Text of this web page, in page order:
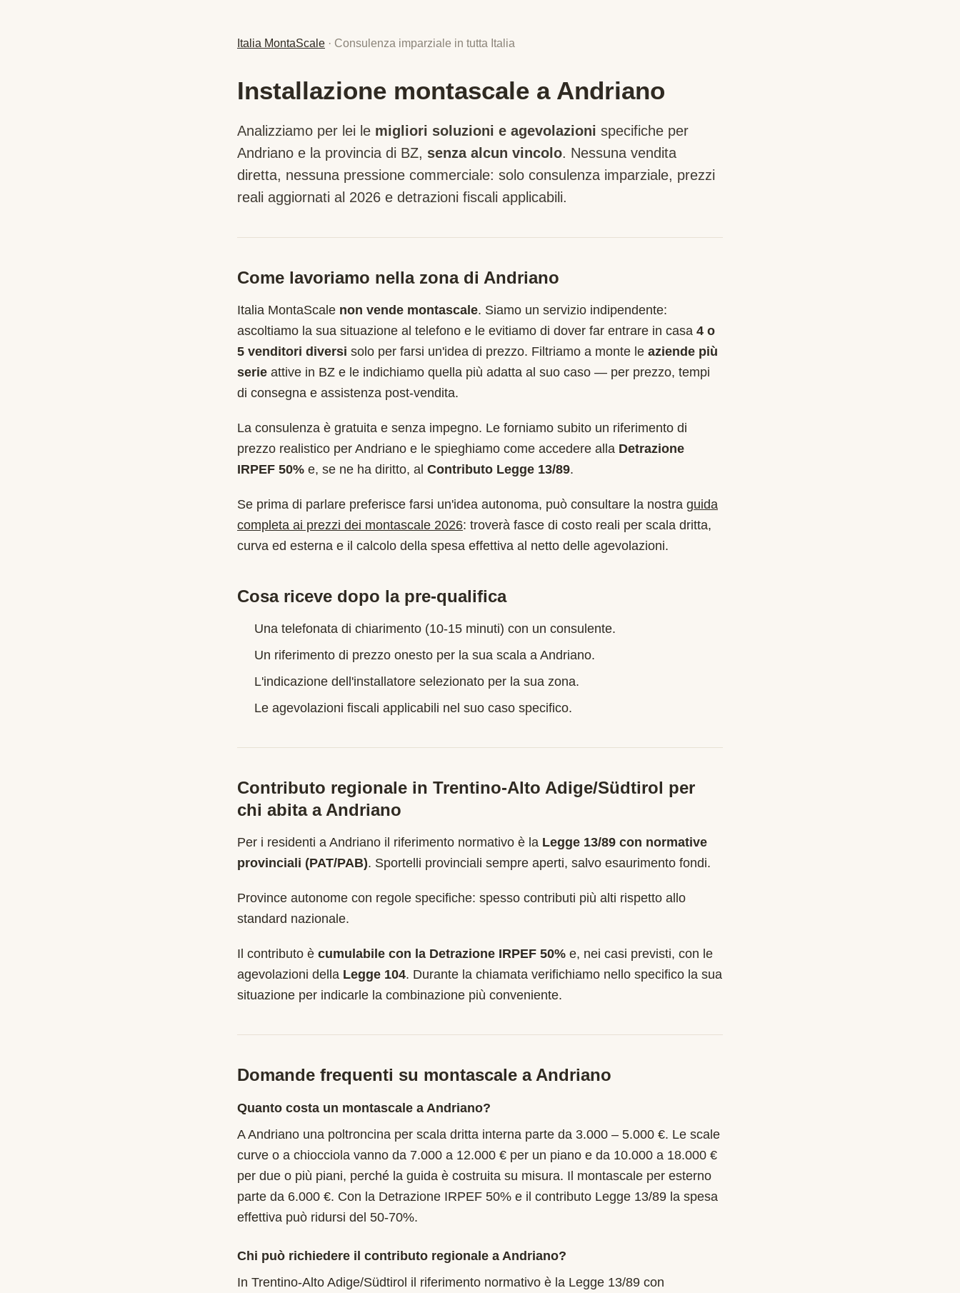
Italia MontaScale · Consulenza imparziale in tutta Italia
Installazione montascale a Andriano
Analizziamo per lei le migliori soluzioni e agevolazioni specifiche per
Andriano e la provincia di BZ, senza alcun vincolo. Nessuna vendita
diretta, nessuna pressione commerciale: solo consulenza imparziale, prezzi
reali aggiornati al 2026 e detrazioni fiscali applicabili.
Come lavoriamo nella zona di Andriano
Italia MontaScale non vende montascale. Siamo un servizio indipendente:
ascoltiamo la sua situazione al telefono e le evitiamo di dover far entrare in casa 4 o
5 venditori diversi solo per farsi un'idea di prezzo. Filtriamo a monte le aziende più
serie attive in BZ e le indichiamo quella più adatta al suo caso — per prezzo, tempi
di consegna e assistenza post-vendita.
La consulenza è gratuita e senza impegno. Le forniamo subito un riferimento di
prezzo realistico per Andriano e le spieghiamo come accedere alla Detrazione
IRPEF 50% e, se ne ha diritto, al Contributo Legge 13/89.
Se prima di parlare preferisce farsi un'idea autonoma, può consultare la nostra guida
completa ai prezzi dei montascale 2026: troverà fasce di costo reali per scala dritta,
curva ed esterna e il calcolo della spesa effettiva al netto delle agevolazioni.
Cosa riceve dopo la pre-qualifica
Una telefonata di chiarimento (10-15 minuti) con un consulente.
Un riferimento di prezzo onesto per la sua scala a Andriano.
L'indicazione dell'installatore selezionato per la sua zona.
Le agevolazioni fiscali applicabili nel suo caso specifico.
Contributo regionale in Trentino-Alto Adige/Südtirol per
chi abita a Andriano
Per i residenti a Andriano il riferimento normativo è la Legge 13/89 con normative
provinciali (PAT/PAB). Sportelli provinciali sempre aperti, salvo esaurimento fondi.
Province autonome con regole specifiche: spesso contributi più alti rispetto allo
standard nazionale.
Il contributo è cumulabile con la Detrazione IRPEF 50% e, nei casi previsti, con le
agevolazioni della Legge 104. Durante la chiamata verifichiamo nello specifico la sua
situazione per indicarle la combinazione più conveniente.
Domande frequenti su montascale a Andriano
Quanto costa un montascale a Andriano?
A Andriano una poltroncina per scala dritta interna parte da 3.000 – 5.000 €. Le scale
curve o a chiocciola vanno da 7.000 a 12.000 € per un piano e da 10.000 a 18.000 €
per due o più piani, perché la guida è costruita su misura. Il montascale per esterno
parte da 6.000 €. Con la Detrazione IRPEF 50% e il contributo Legge 13/89 la spesa
effettiva può ridursi del 50-70%.
Chi può richiedere il contributo regionale a Andriano?
In Trentino-Alto Adige/Südtirol il riferimento normativo è la Legge 13/89 con